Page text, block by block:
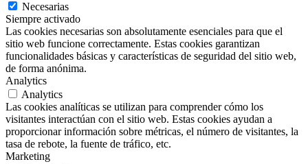
Necesarias
Siempre activado
Las cookies necesarias son absolutamente esenciales para que el
sitio web funcione correctamente. Estas cookies garantizan
funcionalidades básicas y características de seguridad del sitio web,
de forma anónima.
Analytics
Analytics
Las cookies analíticas se utilizan para comprender cómo los
visitantes interactúan con el sitio web. Estas cookies ayudan a
proporcionar información sobre métricas, el número de visitantes, la
tasa de rebote, la fuente de tráfico, etc.
Marketing